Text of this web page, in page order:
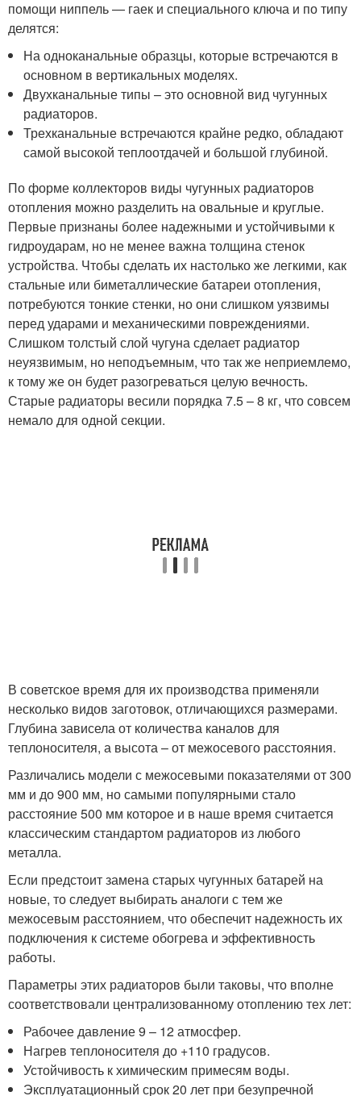
помощи ниппель — гаек и специального ключа и по типу
делятся:
На одноканальные образцы, которые встречаются в
основном в вертикальных моделях.
Двухканальные типы – это основной вид чугунных
радиаторов.
Трехканальные встречаются крайне редко, обладают
самой высокой теплоотдачей и большой глубиной.
По форме коллекторов виды чугунных радиаторов
отопления можно разделить на овальные и круглые.
Первые признаны более надежными и устойчивыми к
гидроударам, но не менее важна толщина стенок
устройства. Чтобы сделать их настолько же легкими, как
стальные или биметаллические батареи отопления,
потребуются тонкие стенки, но они слишком уязвимы
перед ударами и механическими повреждениями.
Слишком толстый слой чугуна сделает радиатор
неуязвимым, но неподъемным, что так же неприемлемо,
к тому же он будет разогреваться целую вечность.
Старые радиаторы весили порядка 7.5 – 8 кг, что совсем
немало для одной секции.
В советское время для их производства применяли
несколько видов заготовок, отличающихся размерами.
Глубина зависела от количества каналов для
теплоносителя, а высота – от межосевого расстояния.
Различались модели с межосевыми показателями от 300
мм и до 900 мм, но самыми популярными стало
расстояние 500 мм которое и в наше время считается
классическим стандартом радиаторов из любого
металла.
Если предстоит замена старых чугунных батарей на
новые, то следует выбирать аналоги с тем же
межосевым расстоянием, что обеспечит надежность их
подключения к системе обогрева и эффективность
работы.
Параметры этих радиаторов были таковы, что вполне
соответствовали централизованному отоплению тех лет:
Рабочее давление 9 – 12 атмосфер.
Нагрев теплоносителя до +110 градусов.
Устойчивость к химическим примесям воды.
Эксплуатационный срок 20 лет при безупречной